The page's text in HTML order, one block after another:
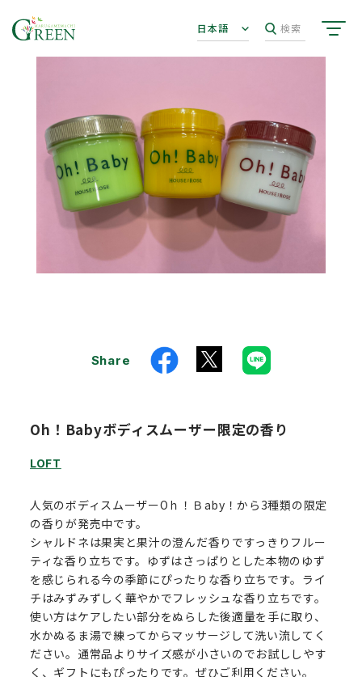
日本語 検索
Share
Oh！Babyボディスムーザー限定の香り
LOFT
人気のボディスムーザーOｈ！Ｂaby！から3種類の限定
の香りが発売中です。
シャルドネは果実と果汁の澄んだ香りですっきりフルー
ティな香り立ちです。ゆずはさっぱりとした本物のゆず
を感じられる今の季節にぴったりな香り立ちです。ライ
チはみずみずしく華やかでフレッシュな香り立ちです。
使い方はケアしたい部分をぬらした後適量を手に取り、
水かぬるま湯で練ってからマッサージして洗い流してく
ださい。通常品よりサイズ感が小さいのでお試ししやす
く、ギフトにもぴったりです。ぜひご利用ください。